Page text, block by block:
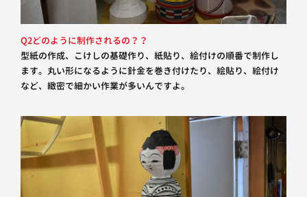
Q2どのように制作されるの？？
型紙の作成、こけしの基礎作り、紙貼り、絵付けの順番で制作し
ます。丸い形になるように針金を巻き付けたり、絵貼り、絵付け
など、緻密で細かい作業が多いんですよ。